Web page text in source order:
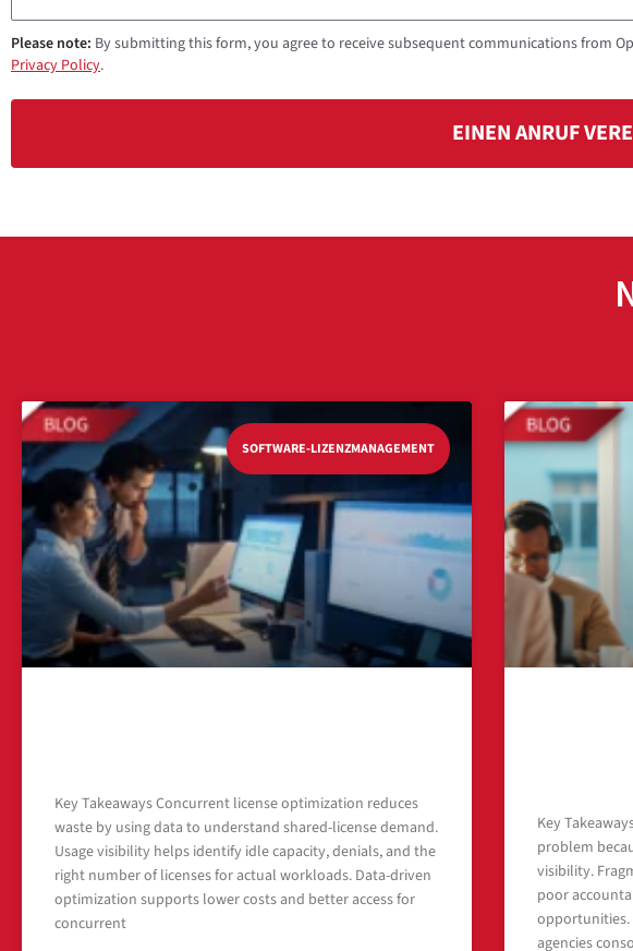
Please note: By submitting this form, you agree to receive subsequent communications from
Privacy Policy.
EINEN ANRUF
SOFTWARE-LIZENZMANAGEMENT
Key Takeaways Concurrent license optimization reduces
waste by using data to understand shared-license demand.
Usage visibility helps identify idle capacity, denials, and the
right number of licenses for actual workloads. Data-driven
optimization supports lower costs and better access for
concurrent
Key
problem
visibility.
poor
opportunities.
agencies